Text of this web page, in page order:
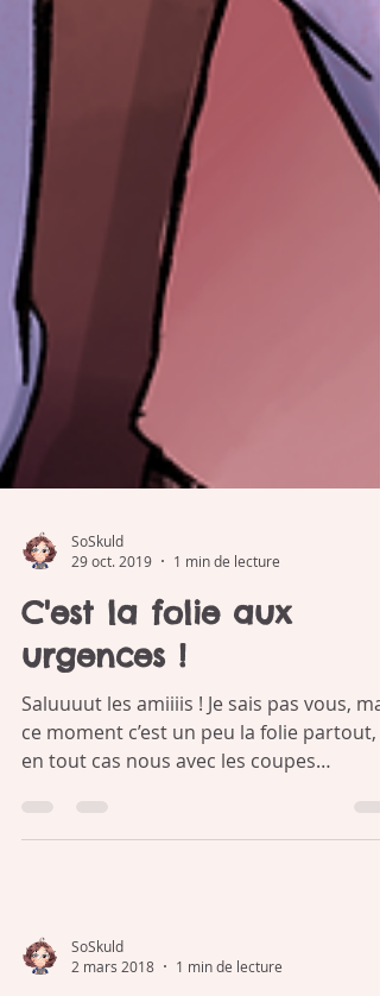
29 oct. 2019
1 min de lecture
C'est la folie aux
urgences !
Saluuuut les amiiiis ! Je sais pas vous,
ce moment c’est un peu la folie partout,
budgétaires et...